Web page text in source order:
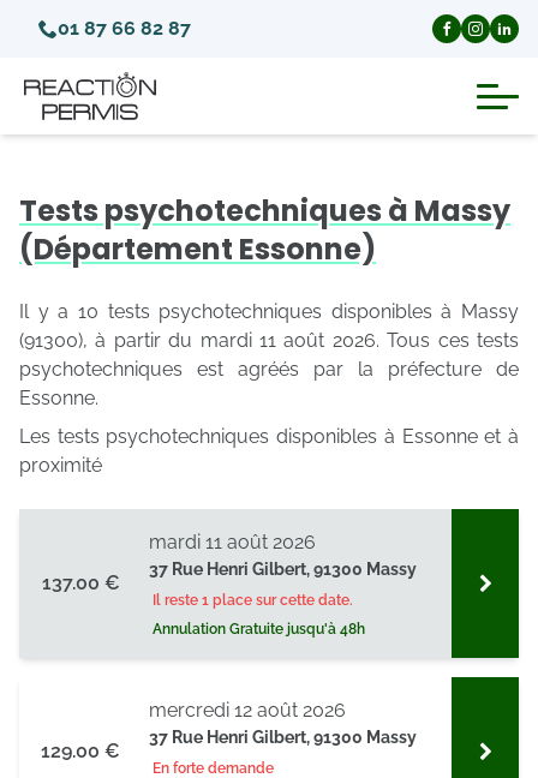
01 87 66 82 87
Invalidation du permis de conduire
Annulation du permis de conduire
Médecins agréés pour le permis
Visite médicale test psychotechnique
Tests psychotechniques à Massy
(Département Essonne)
Il y a 10 tests psychotechniques disponibles à Massy
(91300), à partir du mardi 11 août 2026. Tous ces tests
psychotechniques est agréés par la préfecture de
Essonne.
Les tests psychotechniques disponibles à Essonne et à
proximité
137.00 €
37 Rue Henri Gilbert, 91300 Massy
Il reste 1 place sur cette date.
Annulation Gratuite jusqu'à 48h
mardi 11 août 2026
129.00 €
37 Rue Henri Gilbert, 91300 Massy
En forte demande
mercredi 12 août 2026